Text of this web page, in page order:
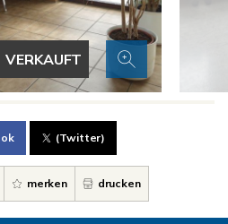
VERKAUFT
(Twitter)
merken drucken